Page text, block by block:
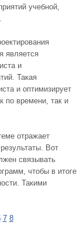
учебной,
является
и
Такая
и оптимизирует
по времени, так и
отражает
Вот
связывать
чтобы в итоге
Такими
7 8